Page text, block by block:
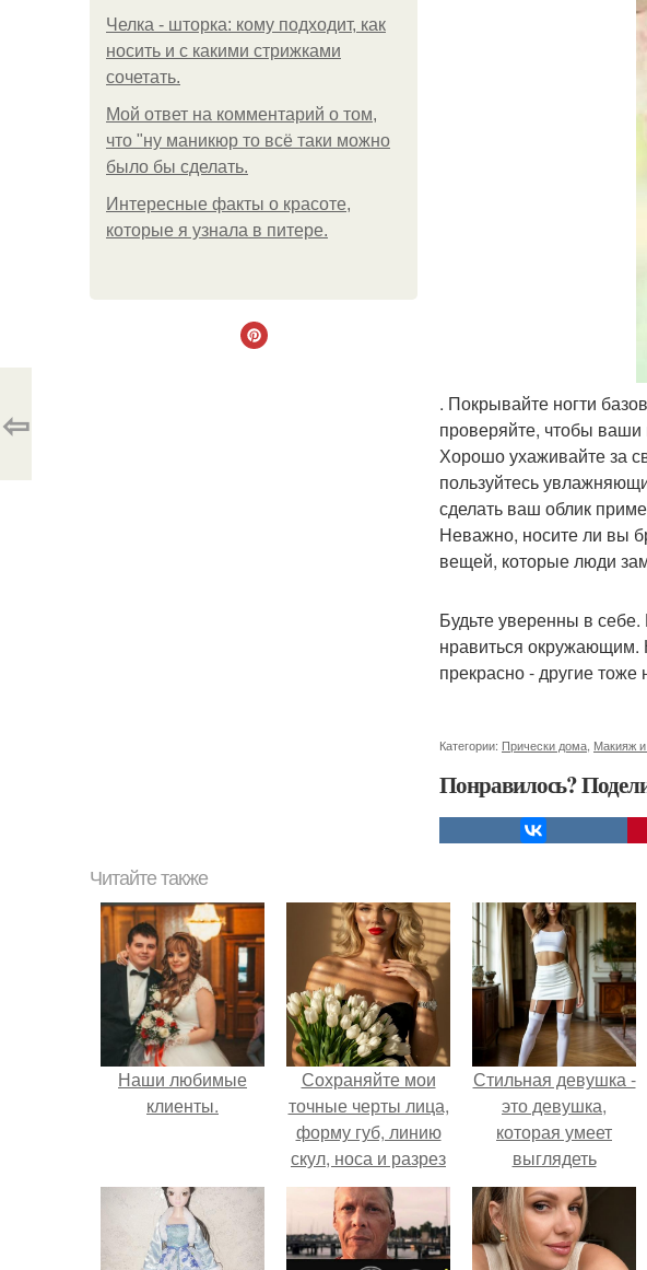
Челка - шторка: кому подходит, как
носить и с какими стрижками
сочетать.
Мой ответ на комментарий о том,
что "ну маникюр то всё таки можно
было бы сделать.
Интересные факты о красоте,
которые я узнала в питере.
. Покрывайте ногти
проверяйте, чтобы
Хорошо ухаживайте за
пользуйтесь
сделать ваш облик
Неважно, носите ли вы
вещей, которые люди
Будьте уверенны в
нравиться окружающим.
прекрасно - другие тоже
Категории: Прически дома Макияж
Понравилось?
⇦
Читайте также
Наши любимые
клиенты.
Сохраняйте мои
точные черты лица,
форму губ, линию
скул, носа и разрез
глаз.
Стильная девушка -
это девушка,
которая умеет
выглядеть
привлекательно и
элегантно в любои
ситуации.